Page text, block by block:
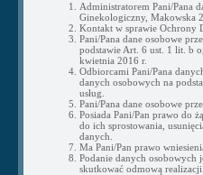
Administratorem Pani/Pana
Ginekologiczny, Makowska
Kontakt w sprawie Ochrony
Pani/Pana dane osobowe
podstawie Art. 6 ust. 1 lit. b
kwietnia 2016 r.
Odbiorcami Pani/Pana
danych osobowych na
usług.
Pani/Pana dane osobowe
Posiada Pani/Pan prawo do
do ich sprostowania,
danych.
Ma Pani/Pan prawo
Podanie danych osobowych
skutkować odmową